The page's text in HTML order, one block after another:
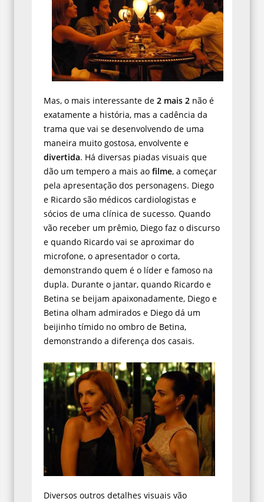
Mas, o mais interessante de 2 mais 2 não é
exatamente a história, mas a cadência da
trama que vai se desenvolvendo de uma
maneira muito gostosa, envolvente e
divertida. Há diversas piadas visuais que
dão um tempero a mais ao filme, a começar
pela apresentação dos personagens. Diego
e Ricardo são médicos cardiologistas e
sócios de uma clínica de sucesso. Quando
vão receber um prêmio, Diego faz o discurso
e quando Ricardo vai se aproximar do
microfone, o apresentador o corta,
demonstrando quem é o líder e famoso na
dupla. Durante o jantar, quando Ricardo e
Betina se beijam apaixonadamente, Diego e
Betina olham admirados e Diego dá um
beijinho tímido no ombro de Betina,
demonstrando a diferença dos casais.
Diversos outros detalhes visuais vão